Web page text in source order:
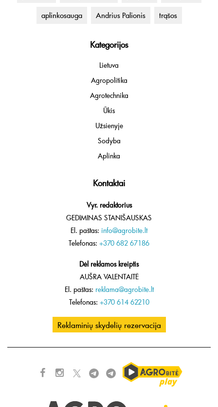
aplinkosauga Andrius Palionis trąšos
Kategorijos
Lietuva
Agropolitika
Agrotechnika
Ūkis
Užsienyje
Sodyba
Aplinka
Kontaktai
Vyr. redaktorius
GEDIMINAS STANIŠAUSKAS
El. paštas: info@agrobite.lt
Telefonas: +370 682 67186
Dėl reklamos kreiptis
AUŠRA VALENTAITĖ
El. paštas: reklama@agrobite.lt
Telefonas: +370 614 62210
Reklaminių skydelių rezervacija